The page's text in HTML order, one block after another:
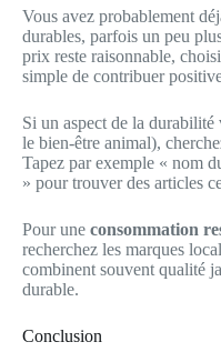
Vous avez probablement
durables, parfois un peu
prix reste raisonnable,
simple de contribuer
Si un aspect de la
le bien-être animal),
Tapez par exemple « nom
» pour trouver des articles
Pour une consommation
recherchez les marques
combinent souvent qualité
durable.
Conclusion